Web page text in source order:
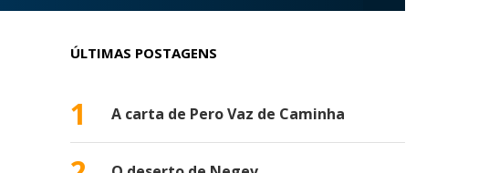
ÚLTIMAS POSTAGENS
1 A carta de Pero Vaz de Caminha